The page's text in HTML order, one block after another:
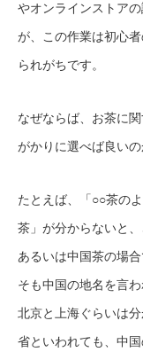
やオンラインストア
が、この作業は初心
られがちです。
なぜならば、お茶に
がかりに選べば良いの
たとえば、「○○茶の
茶」が分からないと、
あるいは中国茶の場
そも中国の地名を言
北京と上海ぐらいは
省といわれても、中